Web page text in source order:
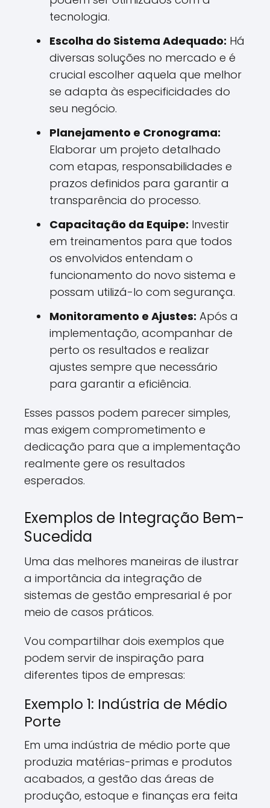
tecnologia.
Escolha do Sistema Adequado: Há
diversas soluções no mercado e é
crucial escolher aquela que melhor
se adapta às especificidades do
seu negócio.
Planejamento e Cronograma:
Elaborar um projeto detalhado
com etapas, responsabilidades e
prazos definidos para garantir a
transparência do processo.
Capacitação da Equipe: Investir
em treinamentos para que todos
os envolvidos entendam o
funcionamento do novo sistema e
possam utilizá-lo com segurança.
Monitoramento e Ajustes: Após a
implementação, acompanhar de
perto os resultados e realizar
ajustes sempre que necessário
para garantir a eficiência.
Esses passos podem parecer simples,
mas exigem comprometimento e
dedicação para que a implementação
realmente gere os resultados
esperados.
Exemplos de Integração Bem-
Sucedida
Uma das melhores maneiras de ilustrar
a importância da integração de
sistemas de gestão empresarial é por
meio de casos práticos.
Vou compartilhar dois exemplos que
podem servir de inspiração para
diferentes tipos de empresas:
Exemplo 1: Indústria de Médio
Porte
Em uma indústria de médio porte que
produzia matérias-primas e produtos
acabados, a gestão das áreas de
produção, estoque e finanças era feita